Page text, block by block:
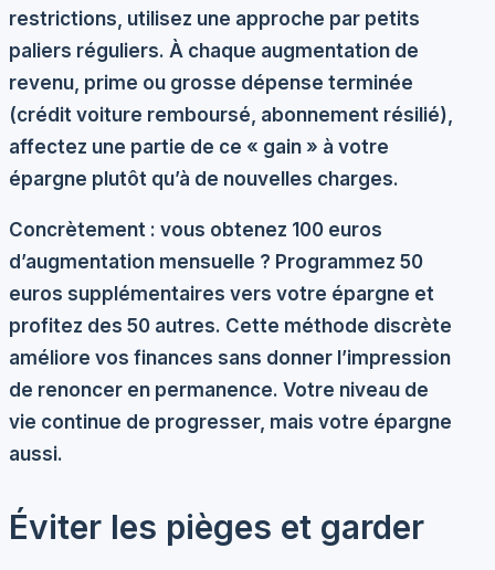
restrictions, utilisez une approche par petits
paliers réguliers. À chaque augmentation de
revenu, prime ou grosse dépense terminée
(crédit voiture remboursé, abonnement résilié),
affectez une partie de ce « gain » à votre
épargne plutôt qu’à de nouvelles charges.
Concrètement : vous obtenez 100 euros
d’augmentation mensuelle ? Programmez 50
euros supplémentaires vers votre épargne et
profitez des 50 autres. Cette méthode discrète
améliore vos finances sans donner l’impression
de renoncer en permanence. Votre niveau de
vie continue de progresser, mais votre épargne
aussi.
Éviter les pièges et garder